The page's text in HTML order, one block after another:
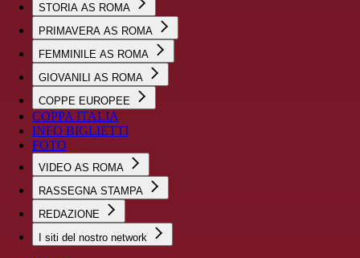
STORIA AS ROMA
PRIMAVERA AS ROMA
FEMMINILE AS ROMA
GIOVANILI AS ROMA
COPPE EUROPEE
COPPA ITALIA
INFO BIGLIETTI
FOTO
VIDEO AS ROMA
RASSEGNA STAMPA
REDAZIONE
I siti del nostro network